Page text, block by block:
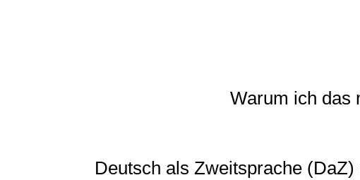
Warum ich das
Deutsch als Zweitsprache